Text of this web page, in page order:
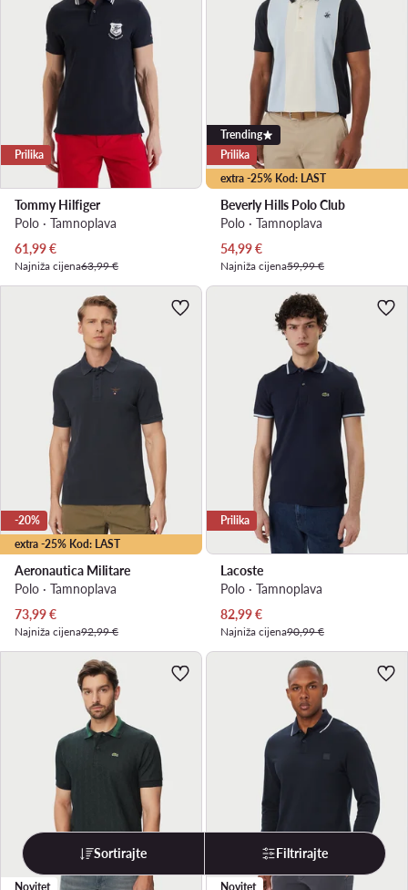
Prilika
Tommy Hilfiger
Polo · Tamnoplava
Trenutna cijena
61,99€
Najniža cijena63,99 €
extra -25% Kod: LAST
Trending
Prilika
Beverly Hills Polo Club
Polo · Tamnoplava
Trenutna cijena
54,99€
Najniža cijena59,99 €
extra -25% Kod: LAST
-20%
Aeronautica Militare
Polo · Tamnoplava
Trenutna cijena
73,99€
Najniža cijena92,99 €
Prilika
Lacoste
Polo · Tamnoplava
Trenutna cijena
82,99€
Najniža cijena90,99 €
Novitet Novitet
Sortirajte Filtrirajte